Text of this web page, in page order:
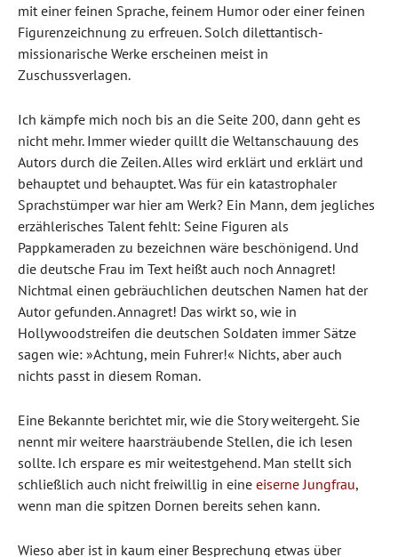
mit einer feinen Sprache, feinem Humor oder einer feinen
Figurenzeichnung zu erfreuen. Solch dilettantisch-
missionarische Werke erscheinen meist in
Zuschussverlagen.
Ich kämpfe mich noch bis an die Seite 200, dann geht es
nicht mehr. Immer wieder quillt die Weltanschauung des
Autors durch die Zeilen. Alles wird erklärt und erklärt und
behauptet und behauptet. Was für ein katastrophaler
Sprachstümper war hier am Werk? Ein Mann, dem jegliches
erzählerisches Talent fehlt: Seine Figuren als
Pappkameraden zu bezeichnen wäre beschönigend. Und
die deutsche Frau im Text heißt auch noch Annagret!
Nichtmal einen gebräuchlichen deutschen Namen hat der
Autor gefunden. Annagret! Das wirkt so, wie in
Hollywoodstreifen die deutschen Soldaten immer Sätze
sagen wie: »Achtung, mein Fuhrer!« Nichts, aber auch
nichts passt in diesem Roman.
Eine Bekannte berichtet mir, wie die Story weitergeht. Sie
nennt mir weitere haarsträubende Stellen, die ich lesen
sollte. Ich erspare es mir weitestgehend. Man stellt sich
schließlich auch nicht freiwillig in eine eiserne Jungfrau,
wenn man die spitzen Dornen bereits sehen kann.
Wieso aber ist in kaum einer Besprechung etwas über